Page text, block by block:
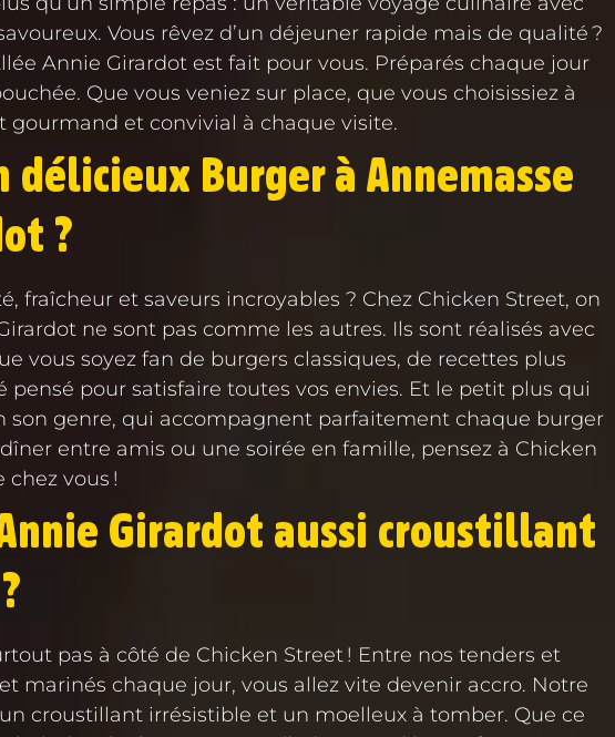
Vous rêvez d’un déjeuner rapide mais de qualité ?
Annie Girardot est fait pour vous. Préparés chaque jour
Que vous veniez sur place, que vous choisissiez à
et convivial à chaque visite.
Burger à Annemasse
?
et saveurs incroyables ? Chez Chicken Street, on
ne sont pas comme les autres. Ils sont réalisés avec
vous soyez fan de burgers classiques, de recettes plus
pour satisfaire toutes vos envies. Et le petit plus qui
genre, qui accompagnent parfaitement chaque burger
entre amis ou une soirée en famille, pensez à Chicken
vous !
Girardot aussi croustillant
pas à côté de Chicken Street ! Entre nos tenders et
marinés chaque jour, vous allez vite devenir accro. Notre
croustillant irrésistible et un moelleux à tomber. Que ce